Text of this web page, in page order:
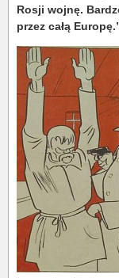
Rosji wojnę.
przez całą